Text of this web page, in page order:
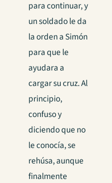
para continuar, y
un soldado le da
la orden a Simón
para que le
ayudara a
cargar su cruz.Al
principio,
confuso y
diciendo que no
le conocía, se
rehúsa, aunque
finalmente